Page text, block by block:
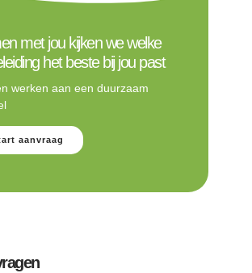
met jou kijken we welke
het beste bij jou past
werken aan een duurzaam
aanvraag